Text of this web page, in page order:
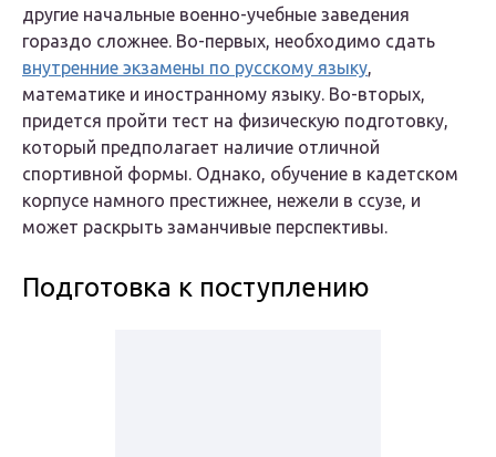
другие начальные военно-учебные заведения
гораздо сложнее. Во-первых, необходимо сдать
внутренние экзамены по русскому языку,
математике и иностранному языку. Во-вторых,
придется пройти тест на физическую подготовку,
который предполагает наличие отличной
спортивной формы. Однако, обучение в кадетском
корпусе намного престижнее, нежели в ссузе, и
может раскрыть заманчивые перспективы.
Подготовка к поступлению